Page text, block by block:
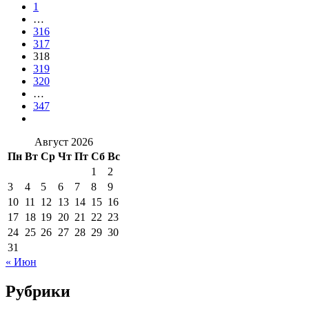
1
…
316
317
318
319
320
…
347
Август 2026
Пн Вт Ср Чт Пт Сб Вс
1
2
3
4 5 6 7 8
9
10 11 12 13 14 15 16
17 18 19 20 21 22 23
24 25 26 27 28 29 30
31
« Июн
Рубрики